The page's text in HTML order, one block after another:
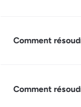
Comment
Comment